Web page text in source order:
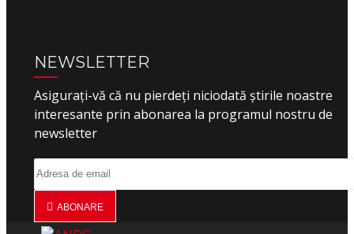
NEWSLETTER
Asigurați-vă că nu pierdeți niciodată știrile noastre
interesante prin abonarea la programul nostru de
newsletter
ABONARE